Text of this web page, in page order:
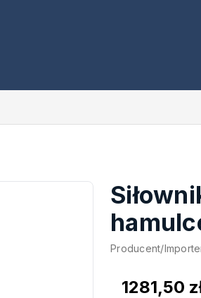
Producent/
1281,50